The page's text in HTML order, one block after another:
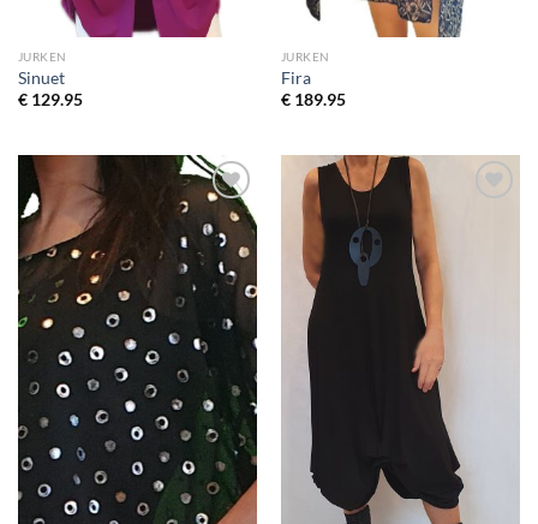
JURKEN
Sinuet
€129.95
JURKEN
Fira
€189.95
Toevoegen
aan
wenslijst